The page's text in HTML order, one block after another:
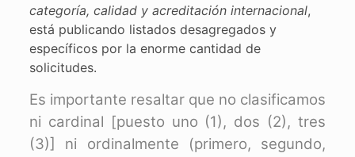
categoría, calidad y acreditación internacional,
está publicando listados desagregados y
específicos por la enorme cantidad de
solicitudes.
Es importante resaltar que no clasificamos
ni cardinal [puesto uno (1), dos (2), tres
(3)] ni ordinalmente (primero, segundo,